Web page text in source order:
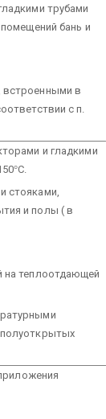
трубами
бань и
встроенными в
с п.
и гладкими
°С.
стояками,
и полы ( в
на теплоотдающей